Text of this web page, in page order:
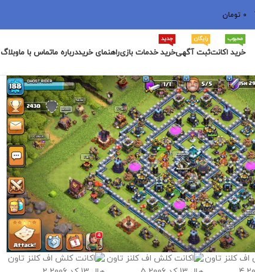
0 تومان
خرید اکانت
محبوب
ثبت آگهی
رایگان
خرید خدمات بازی
جدید
راهنمای خریددرباره ماتماس با ماوبلاگ